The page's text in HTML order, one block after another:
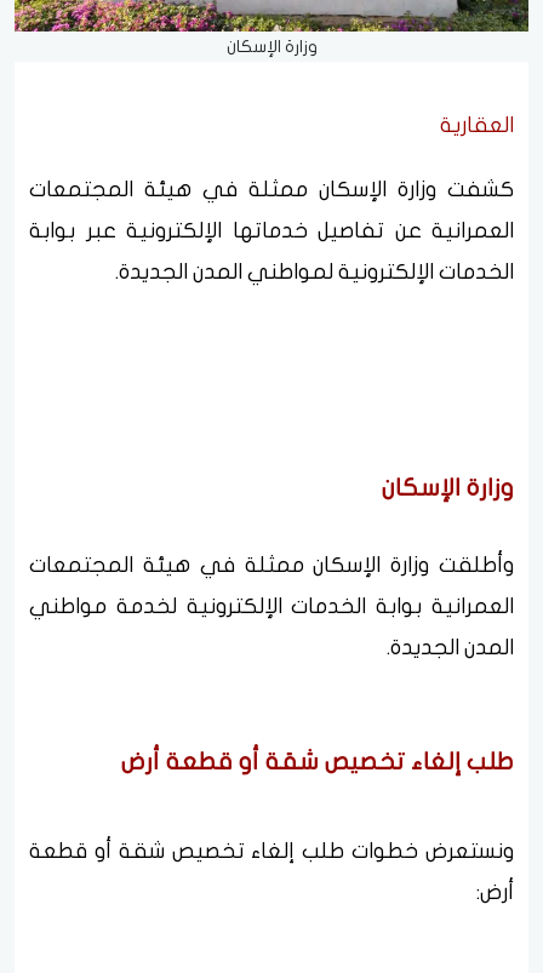
وزارة الإسكان
العقارية
كشفت وزارة الإسكان ممثلة في هيئة المجتمعات
العمرانية عن تفاصيل خدماتها الإلكترونية عبر بوابة
الخدمات الإلكترونية لمواطني المدن الجديدة.
وزارة الإسكان
وأطلقت وزارة الإسكان ممثلة في هيئة المجتمعات
العمرانية بوابة الخدمات الإلكترونية لخدمة مواطني
المدن الجديدة.
طلب إلغاء تخصيص شقة أو قطعة أرض
ونستعرض خطوات طلب إلغاء تخصيص شقة أو قطعة
أرض: